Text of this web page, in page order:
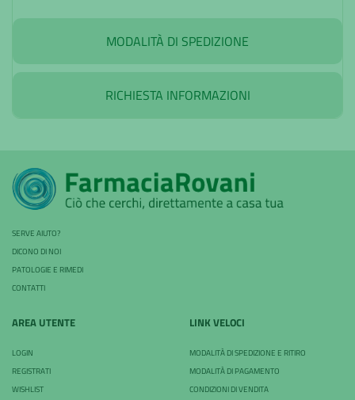
MODALITÀ DI SPEDIZIONE
RICHIESTA INFORMAZIONI
SERVE AIUTO?
DICONO DI NOI
PATOLOGIE E RIMEDI
CONTATTI
AREA UTENTE
LOGIN
REGISTRATI
WISHLIST
LINK VELOCI
MODALITÀ DI SPEDIZIONE E RITIRO
MODALITÀ DI PAGAMENTO
CONDIZIONI DI VENDITA